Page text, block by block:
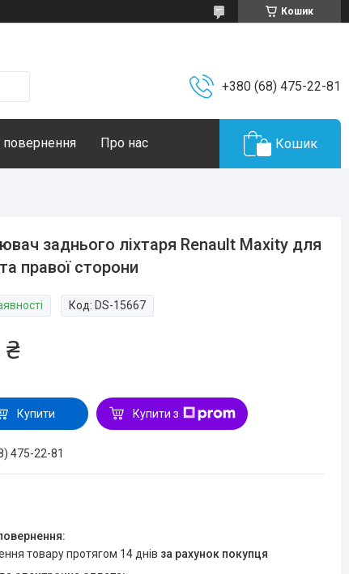
Кошик
+380 (68) 475-22-81
повернення Про нас Кошик
заднього ліхтаря Renault Maxity для
та правої сторони
Код: DS-15667
₴
Купити Купити з
475-22-81
товару протягом 14 днів за рахунок покупця